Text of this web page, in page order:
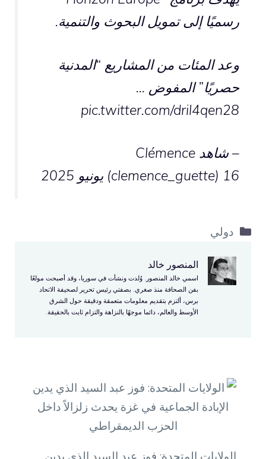
رسميًا إلى تمويل البحوث والتنمية.
وعد المئات من المشاريع “المدنية
حصريًا” المفوض …
pic.twitter.com/dril4qen28
– شاهد Clémence
(clemence_guette) 16 يونيو 2025
التصنيفات
دولي
المنصور خالد
اسمي خالد المنصور. وُلدت ونشأت في سوريا، وقد أصبحت مولعًا
بفن الصحافة منذ صغري. بصفتي رئيس تحرير لصحيفة الاتحاد
برس، ألتزم بتقديم معلومات متعمقة ودقيقة حول الشرق
الأوسط والعالم، دائما موجهًا بالنزاهة والتزام ثابت بالحقيقة.
الولايات المتحدة: فوز عبد السيد الذي يدين